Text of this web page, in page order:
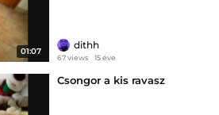
01:07
dithh
67 views 15 éve
Csongor a kis ravasz